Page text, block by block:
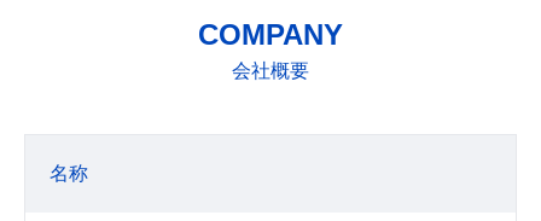
COMPANY
会社概要
名称